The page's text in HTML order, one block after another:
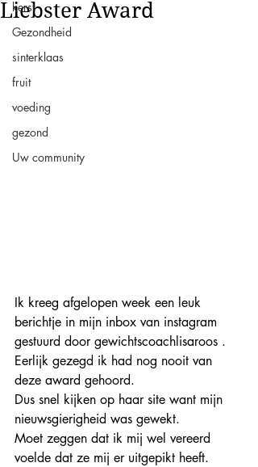
kerst
Gezondheid
sinterklaas
fruit
voeding
gezond
Uw community
Liebster Award
Ik kreeg afgelopen week een leuk
berichtje in mijn inbox van instagram
gestuurd door gewichtscoachlisaroos .
Eerlijk gezegd ik had nog nooit van
deze award gehoord.
Dus snel kijken op haar site want mijn
nieuwsgierigheid was gewekt.
Moet zeggen dat ik mij wel vereerd
voelde dat ze mij er uitgepikt heeft.